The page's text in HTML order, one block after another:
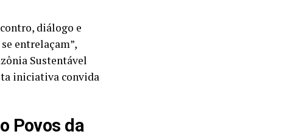
diálogo e
entrelaçam”,
Sustentável
iniciativa convida
Povos da